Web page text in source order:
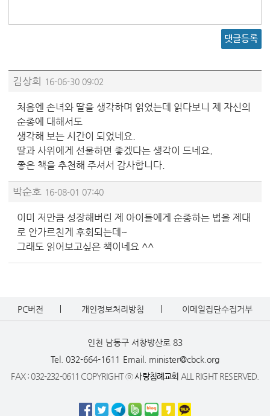
댓글등록
김상희 16-06-30 09:02
처음엔 손녀와 딸을 생각하며 읽었는데 읽다보니 제 자신의
순종에 대해서도
생각해 보는 시간이 되었네요.
딸과 사위에게 선물하면 좋겠다는 생각이 드네요.
좋은 책을 추천해 주셔서 감사합니다.
박순호 16-08-01 07:40
이미 저만큼 성장해버린 제 아이들에게 순종하는 법을 제대
로 안가르친게 후회되는데~
그래도 읽어보고싶은 책이네요 ^^
PC버전 개인정보처리방침 이메일집단수집거부
인천 남동구 서창방산로 83
Tel. 032-664-1611 Email. minister@cbck.org
FAX : 032-232-0611 COPYRIGHT ⓒ사랑침례교회 ALL RIGHT RESERVED.